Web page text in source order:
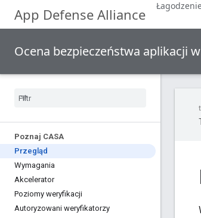
App Defense Alliance
Ocena bezpieczeństwa aplikacji
Poznaj CASA
Przegląd
Wymagania
Akcelerator
Poziomy weryfikacji
Autoryzowani weryfikatorzy